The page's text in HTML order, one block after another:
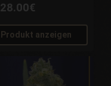
28.00€
Produkt anzeigen